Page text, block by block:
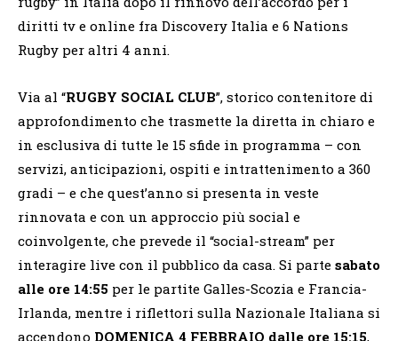
diritti tv e online fra Discovery Italia e 6 Nations
Rugby per altri 4 anni.
Via al “RUGBY SOCIAL CLUB”, storico contenitore di
approfondimento che trasmette la diretta in chiaro e
in esclusiva di tutte le 15 sfide in programma – con
servizi, anticipazioni, ospiti e intrattenimento a 360
gradi – e che quest’anno si presenta in veste
rinnovata e con un approccio più social e
coinvolgente, che prevede il “social-stream” per
interagire live con il pubblico da casa. Si parte sabato
alle ore 14:55 per le partite Galles-Scozia e Francia-
Irlanda, mentre i riflettori sulla Nazionale Italiana si
accendono DOMENICA 4 FEBBRAIO dalle ore 15:15,